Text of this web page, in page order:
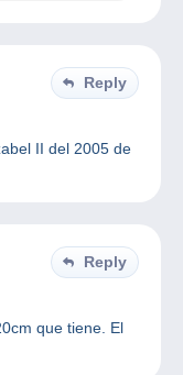
Reply
II del 2005 de
Reply
que tiene. El